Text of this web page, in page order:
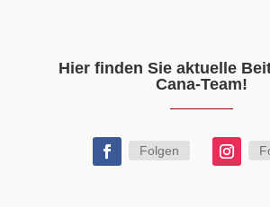
Hier finden Sie aktuelle
Cana-Team!
Folgen